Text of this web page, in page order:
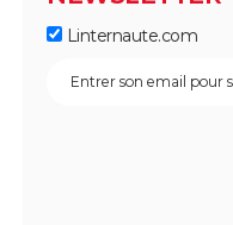
Linternaute.com